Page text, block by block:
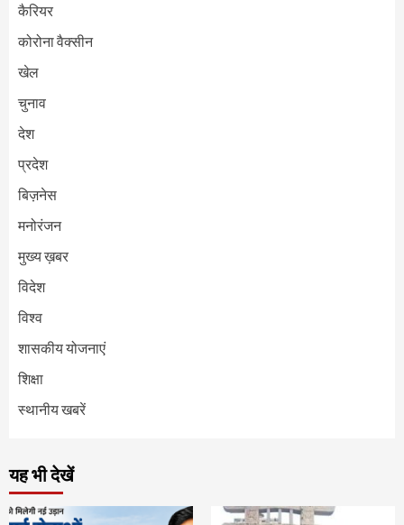
कैरियर
कोरोना वैक्सीन
खेल
चुनाव
देश
प्रदेश
बिज़नेस
मनोरंजन
मुख्य ख़बर
विदेश
विश्व
शासकीय योजनाएं
शिक्षा
स्थानीय खबरें
यह भी देखें